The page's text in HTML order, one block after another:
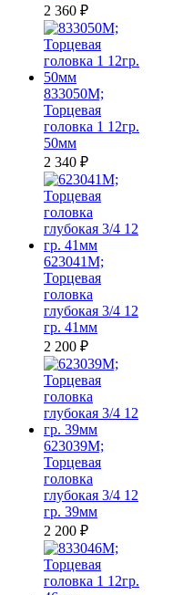
2 360 ₽
833050M;
Торцевая
головка 1 12гр.
50мм
2 340 ₽
623041M;
Торцевая
головка
глубокая 3/4 12
гр. 41мм
2 200 ₽
623039M;
Торцевая
головка
глубокая 3/4 12
гр. 39мм
2 200 ₽